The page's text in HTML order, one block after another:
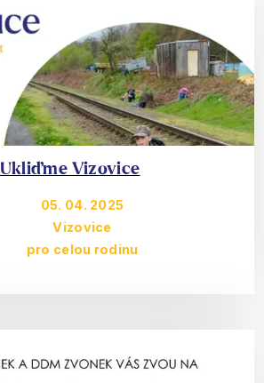
Ukliďme Vizovice
05. 04. 2025
Vizovice
pro celou rodinu